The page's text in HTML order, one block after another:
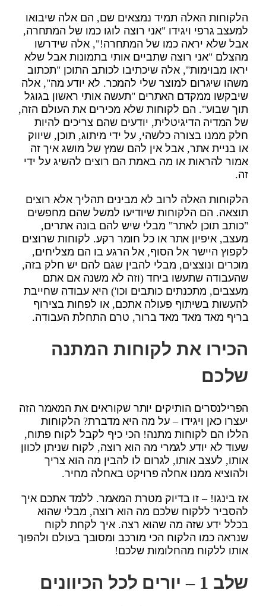
הלקוחות האלה תמיד נמצאים שם, הם אלה שיבואו
למעצב גרפי ויגידו "אני רוצה לוגו כמו של המתחרה,
אבל שלא יראה כמו של המתחרה!", אלה שידרשו
מהצלם "אני רוצה שתביים אותי בתמונות אבל שלא
יראו מבוימות", אלה שיכתיבו לכותב התוכן "תכתוב
משהו שיגרום למוצר שלי להמכר. לא יודע מה", אלה
שיבקשו ממקדם האתרים "תעשה אותי ראשון בגוגל
תוך שבוע". הם לקוחות שלא מכירים את העולם הזה,
של המדיה הדיגיטלית, יודעים שהם צריכים להיות
חלק ממנו בצורה כלשהי, על ידי מיתוג, תוכן, שיווק
או בניית אתר, אבל אין להם שמץ של מושג איך זה
אמור להראות או מה באמת הם רוצים להשיג על ידי
זה.
הלקוחות האלה לרוב לא מבינים תהליך אלא רוצים
תוצאה. הם הלקוחות שיודיעו למשל שהם מחפשים
"כותב תוכן לאתר" מבלי שיש להם בונה אתרים,
מעצב, איפיון אתר או כל חומר רקע. לקוחות שרוצים
לקפוץ היישר אל הסוף, אל הרגע בו הם מצליחים,
מוכרים ונוצצים, מבלי להבין שגם להם יש חלק בזה,
שהעבודה שתעשו ביחד (וזה לא משנה אם אתם
מעצבים, מתכנתים כותבים וכו') היא עבודה שחייבת
להעשות בשיתוף פעולה אתכם, או לפחות בצירוף
בריף מאד מאד מאד ברור, טרם התחלת העבודה.
הכירו את לקוחות המתנה
שלכם
הפרילנסרים הותיקים יותר שקוראים את המאמר הזה
יעצרו כאן ויגידו – על מה היא מדברת? הלקוחות
הללו הם לקוחות מתנה! הכי כיף לקבל לקוח פתוח,
שעוד לא יודע לגמרי מה הוא רוצה, לקוח שניתן לכוון
אותו, לעצב אותו, לגרום לו להבין מה הוא צריך
ולהוציא ממנו אחלה פרויקט באחלה מחיר.
אז בינגו! – זו בדיוק מטרת המאמר. ללמד אתכם איך
להסביר ללקוח שלכם מה הוא רוצה, מבלי שהוא
בכלל ידע שזה מה שהוא רצה. איך לקחת לקוח
שנראה כמו הלקוח הכי מורכב ומסובך בעולם ולהפוך
אותו ללקוח מהחלומות שלכם!
שלב 1 – יורים לכל הכיוונים